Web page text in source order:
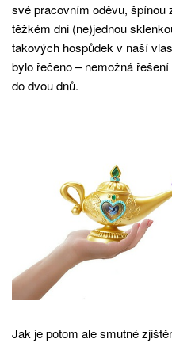
své pracovním oděvu, špínou
těžkém dni (ne)jednou
takových hospůdek v naší
bylo řečeno – nemožná
do dvou dnů.
Jak je potom ale smutné